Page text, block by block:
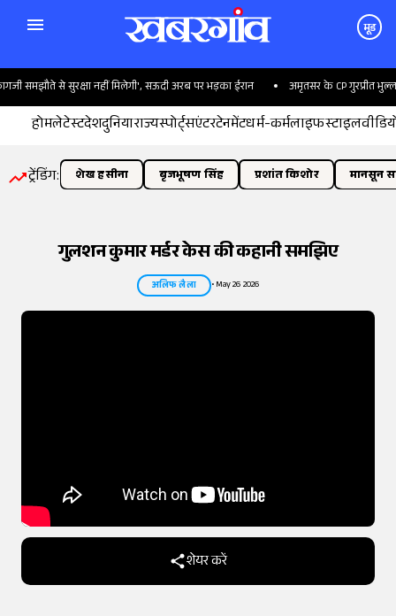
मूड
से सुरक्षा नहीं मिलेगी', सऊदी अरब पर भड़का ईरान अमृतसर के CP गुरप्रीत भुल्लर का
होमलेटेस्टदेशदुनियाराज्यस्पोर्ट्सएंटरटेनमेंटधर्म-कर्मलाइफस्टाइल
ट्रेंडिंग: शेख हसीना बृजभूषण सिंह प्रशांत किशोर मानसून
गुलशन कुमार मर्डर केस की कहानी समझिए
अलिफ लैला •May 26 2026
शेयर करें